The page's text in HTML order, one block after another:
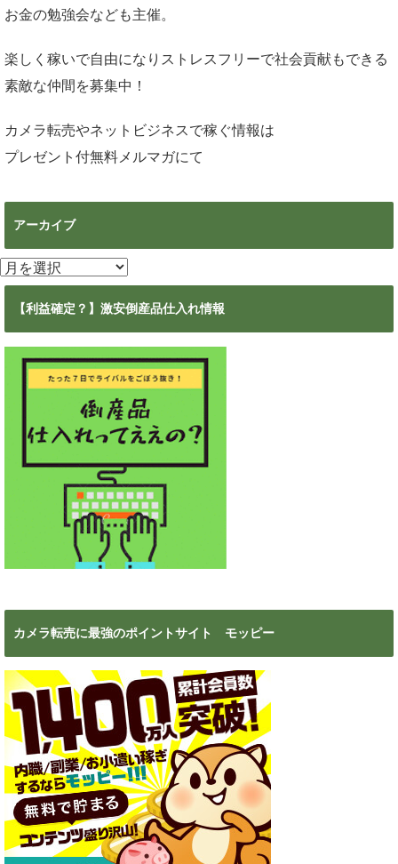
お金の勉強会なども主催。
楽しく稼いで自由になりストレスフリーで社会貢献もできる
素敵な仲間を募集中！
カメラ転売やネットビジネスで稼ぐ情報は
プレゼント付無料メルマガにて
アーカイブ
ア
ー
【利益確定？】激安倒産品仕入れ情報
カメラ転売に最強のポイントサイト モッピー